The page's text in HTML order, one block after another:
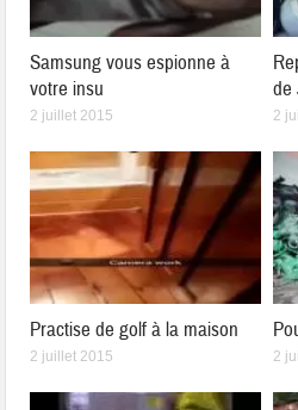
Samsung vous espionne à
votre insu
2 juillet 2015
de
2
Practise de golf à la maison
2 juillet 2015 2